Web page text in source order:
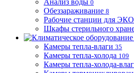
Анализ воды 0
Обеззараживание 8
Рабочие станции для ЭКО
Шкафы стерильного
Камеры тепла-влаги 35
Камеры тепла-холода 109
Камеры тепла-холода-